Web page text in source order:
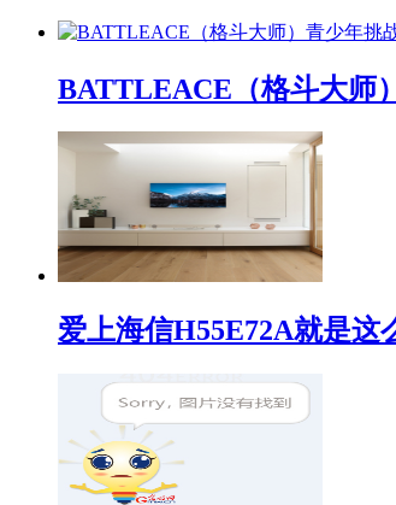
BATTLEACE（格斗大师
爱上海信H55E72A就是这